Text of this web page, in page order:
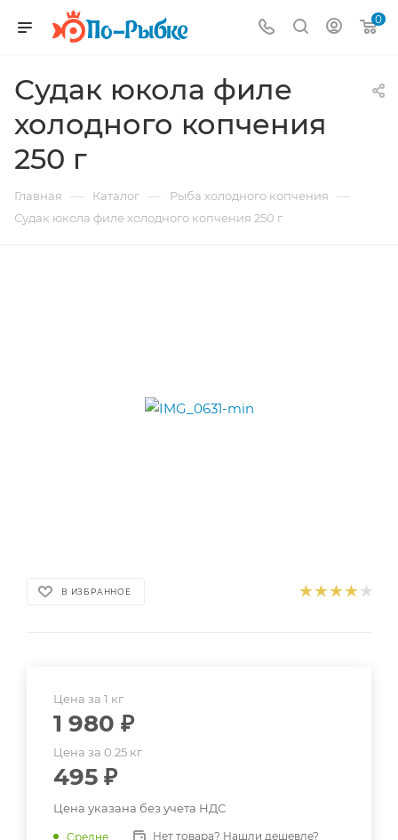
0
Судак юкола филе
холодного копчения
250 г
Главная — Каталог — Рыба холодного копчения —
Судак юкола филе холодного копчения 250 г
В ИЗБРАННОЕ
Цена за 1 кг
1 980 ₽
Цена за 0.25 кг
495 ₽
Цена указана без учета НДС
Средне Нет товара? Нашли дешевле?